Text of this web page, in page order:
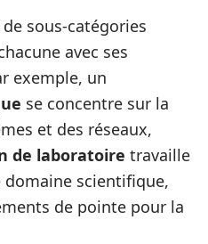
sous-catégories
avec ses
exemple, un
se concentre sur la
et des réseaux,
de laboratoire travaille
scientifique,
de pointe pour la